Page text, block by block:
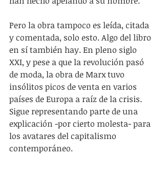
Pero la obra tampoco es leída, citada
y comentada, solo esto. Algo del libro
en sí también hay. En pleno siglo
XXI, y pese a que la revolución pasó
de moda, la obra de Marx tuvo
insólitos picos de venta en varios
países de Europa a raíz de la crisis.
Sigue representando parte de una
explicación -por cierto molesta- para
los avatares del capitalismo
contemporáneo.